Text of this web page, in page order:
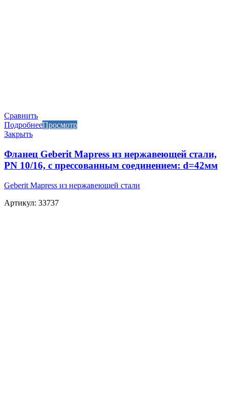
Сравнить
ПодробнееПросмотр
Закрыть
Фланец Geberit Mapress из нержавеющей стали,
PN 10/16, с прессованным соединением: d=42мм
Geberit Mapress из нержавеющей стали
Артикул: 33737